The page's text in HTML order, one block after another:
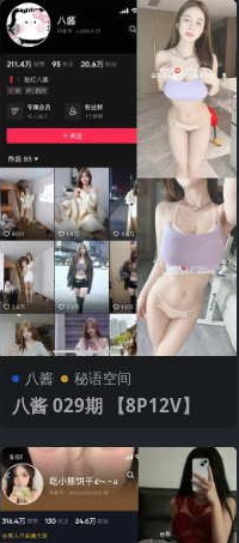
八酱 秘语空间
八酱 029期 【8P12V】